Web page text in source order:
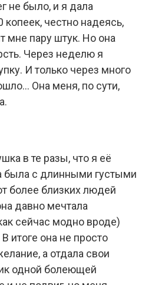
не было, и я дала
честно надеясь,
мне пару штук. Но она
Через неделю я
И только через много
Она меня, по сути,
в те разы, что я её
была с длинными густыми
более близких людей
давно мечтала
сейчас модно вроде)
итоге она не просто
а отдала свои
одной болеющей